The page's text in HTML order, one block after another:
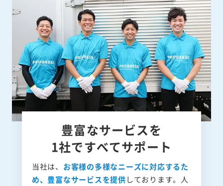
豊富なサービスを
1社ですべてサポート
当社は、 お客様の多様なニーズに対応するた
め、豊富なサービスを提供しております。人